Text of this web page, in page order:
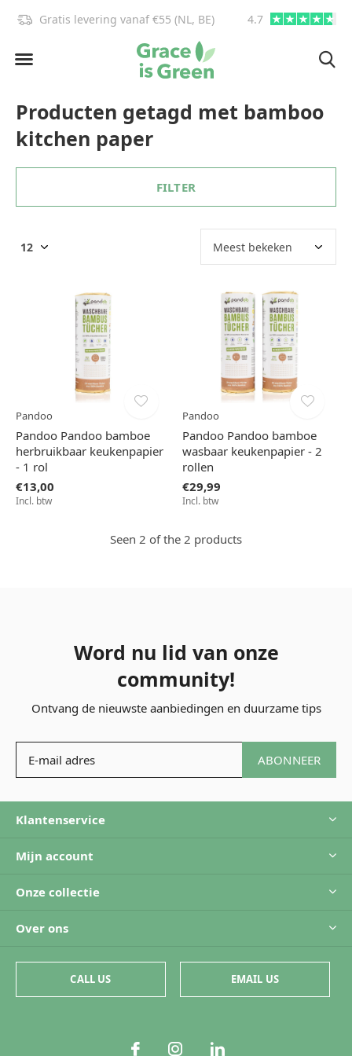
Gratis levering vanaf €55 (NL, BE) 4.7
Producten getagd met bamboo
kitchen paper
FILTER
Pandoo
Pandoo Pandoo bamboe
herbruikbaar keukenpapier
- 1 rol
€13,00
Incl. btw
Pandoo
Pandoo Pandoo bamboe
wasbaar keukenpapier - 2
rollen
€29,99
Incl. btw
Seen 2 of the 2 products
Word nu lid van onze
community!
Ontvang de nieuwste aanbiedingen en duurzame tips
ABONNEER
Klantenservice
Mijn account
Onze collectie
Over ons
CALL US EMAIL US